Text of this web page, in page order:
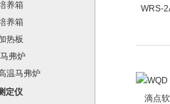
养箱
养箱
热板
弗炉
温马弗炉
定仪